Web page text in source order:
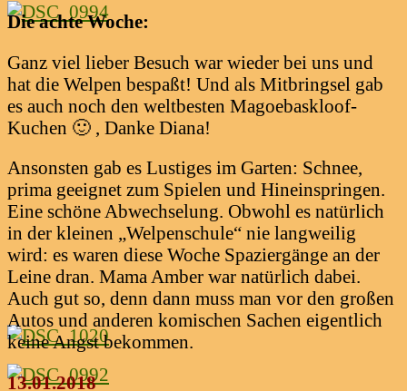
Die achte Woche:
Ganz viel lieber Besuch war wieder bei uns und
hat die Welpen bespaßt! Und als Mitbringsel gab
es auch noch den weltbesten Magoebaskloof-
Kuchen 🙂 , Danke Diana!
Ansonsten gab es Lustiges im Garten: Schnee,
prima geeignet zum Spielen und Hineinspringen.
Eine schöne Abwechselung. Obwohl es natürlich
in der kleinen „Welpenschule“ nie langweilig
wird: es waren diese Woche Spaziergänge an der
Leine dran. Mama Amber war natürlich dabei.
Auch gut so, denn dann muss man vor den großen
Autos und anderen komischen Sachen eigentlich
keine Angst bekommen.
13.01.2018